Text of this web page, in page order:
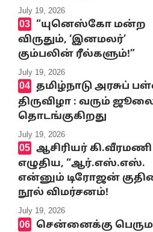
July 19, 2026
“யுனெஸ்கோ மன்ற
விருதும், ‘இனமலர்’
கும்பலின் ரீல்களும்!”
July 19, 2026
தமிழ்நாடு அரசுப்
திருவிழா : வரும்
தொடங்குகிறது
July 19, 2026
ஆசிரியர் கி.வீரமணி
எழுதிய, “ஆர்.எஸ்.எஸ்.
என்னும் டிரோஜன்
நூல் விமர்சனம்!
July 19, 2026
சென்னைக்கு